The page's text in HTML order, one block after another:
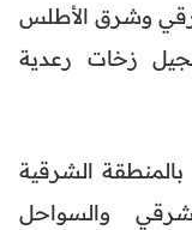
وشرق الأطلس
زخات رعدية
بالمنطقة الشرقية
والسواحل